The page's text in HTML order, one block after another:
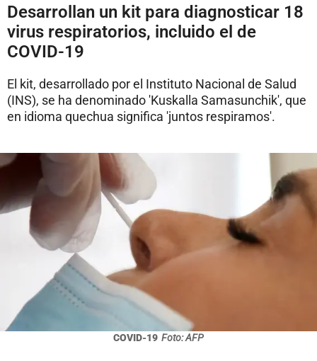
Desarrollan un kit para diagnosticar 18
virus respiratorios, incluido el de
COVID-19
El kit, desarrollado por el Instituto Nacional de Salud
(INS), se ha denominado 'Kuskalla Samasunchik', que
en idioma quechua significa 'juntos respiramos'.
COVID-19 Foto: AFP